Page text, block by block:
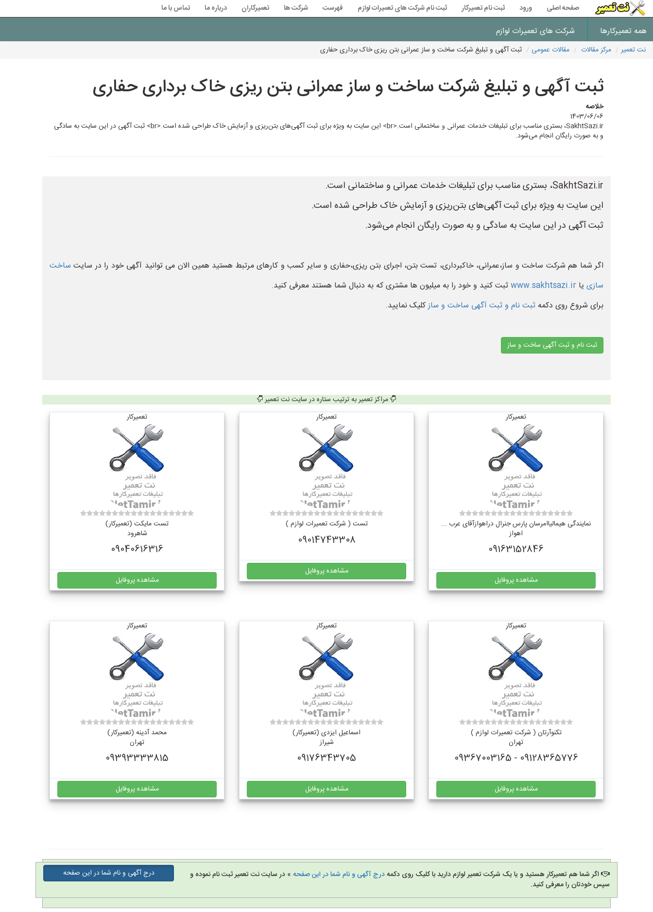
صفحه اصلی ورود ثبت نام تعمیرکار ثبت نام شرکت های تعمیرات لوازم فهرست شرکت ها تعمیرکاران درباره ما تماس با ما
همه تعمیرکارها شرکت های تعمیرات لوازم
نت تعمیر مرکز مقالات مقالات عمومی ثبت آگهی و تبلیغ شرکت ساخت و ساز عمرانی بتن ریزی خاک برداری حفاری
ثبت آگهی و تبلیغ شرکت ساخت و ساز عمرانی بتن ریزی خاک برداری حفاری
خلاصه
1403/06/06
SakhtSazi.ir، بستری مناسب برای تبلیغات خدمات عمرانی و ساختمانی است.<br> این سایت به ویژه برای ثبت آگهی‌های بتن‌ریزی و آزمایش خاک طراحی شده است.<br> ثبت آگهی در این سایت به سادگی
و به صورت رایگان انجام می‌شود.
SakhtSazi.ir، بستری مناسب برای تبلیغات خدمات عمرانی و ساختمانی است.
این سایت به ویژه برای ثبت آگهی‌های بتن‌ریزی و آزمایش خاک طراحی شده است.
ثبت آگهی در این سایت به سادگی و به صورت رایگان انجام می‌شود.
اگر شما هم شرکت ساخت و ساز،عمرانی، خاکبرداری، تست بتن، اجرای بتن ریزی،حفاری و سایر کسب و کارهای مرتبط هستید همین الان می توانید آگهی خود را در سایت ساخت
سازی یا www.sakhtsazi.irثبت کنید و خود را به میلیون ها مشتری که به دنبال شما هستند معرفی کنید.
برای شروع روی دکمه ثبت نام و ثبت آگهی ساخت و سازکلیک نمایید.
ثبت نام و ثبت آگهی ساخت و ساز
مراکز تعمیر به ترتیب ستاره در سایت نت تعمیر
تعمیرکار
نمایندگی هیمالیاامرسان پارس جنرال دراهوازآقای عرب ...
اهواز
09163152846
مشاهده پروفایل
تعمیرکار
تست ( شرکت تعمیرات لوازم )
09014743308
مشاهده پروفایل
تعمیرکار
تست مایکت (تعمیرکار)
شاهرود
09040616316
مشاهده پروفایل
تعمیرکار
تکنوآرتان ( شرکت تعمیرات لوازم )
تهران
09128365776 - 09367003165
مشاهده پروفایل
تعمیرکار
اسماعیل ایزدی (تعمیرکار)
شیراز
09176343705
مشاهده پروفایل
تعمیرکار
محمد آدینه (تعمیرکار)
تهران
09393333815
مشاهده پروفایل
اگر شما هم تعمیرکار هستید و یا یک شرکت تعمیر لوازم دارید با کلیک روی دکمهدرج آگهی و نام شما در این صفحه » در سایت نت تعمیر ثبت نام نموده و
سپس خودتان را معرفی کنید.
درج آگهی و نام شما در این صفحه